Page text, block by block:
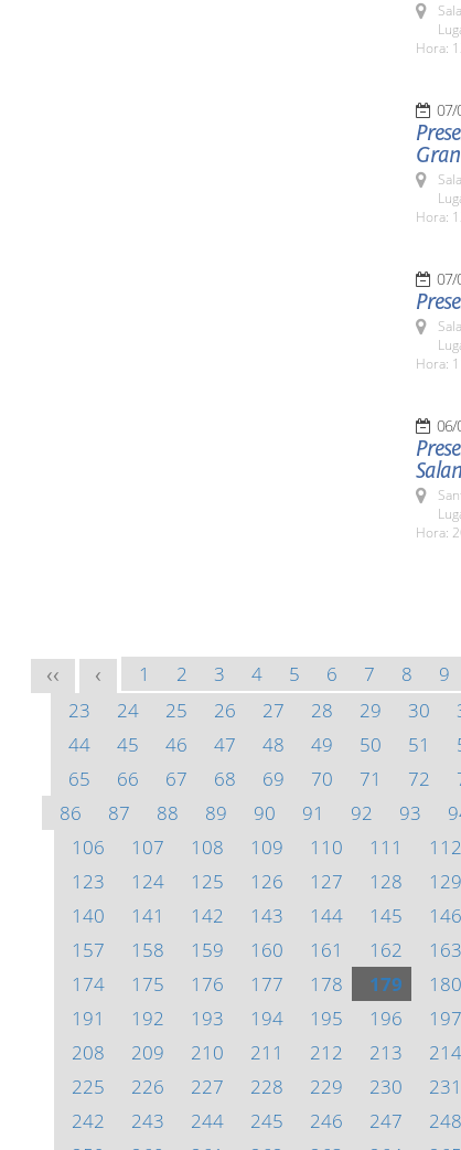
Hora:
07/
Hora:
07/
Hora:
06/
Hora:
<< < 1 2 3 4 5 6 7 8 9
23
24 25 26 27 28 29 30
44
45 46 47 48 49 50 51
65
66 67 68 69 70 71 72
86
87 88 89 90 91 92 93
106
107 108 109 110 111 112
123
124 125 126 127 128 129
140
141 142 143 144 145 146
157
158 159 160 161 162 163
174
175 176 177 178 179 180
191
192 193 194 195 196 197
208
209 210 211 212 213 214
225
226 227 228 229 230 231
242
243 244 245 246 247 248